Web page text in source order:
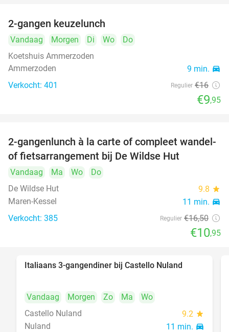
2-gangen keuzelunch
Vandaag Morgen Di Wo
Do
Koetshuis Ammerzoden
Ammerzoden
9 min. directions_car
Verkocht: 401 Regulier €16
€9,95
34%
2-gangenlunch à la carte of compleet wandel-
of fietsarrangement bij De Wildse Hut
Vandaag Ma Wo
Do
De Wildse Hut
9.8 star
Maren-Kessel 11 min. directions_car
Verkocht: 385 Regulier €16,50
€10,95
Italiaans 3-gangendiner bij Castello Nuland
Vandaag Morgen Zo Ma
Wo
Castello Nuland
9.2 star
Nuland 11 min. directions_car